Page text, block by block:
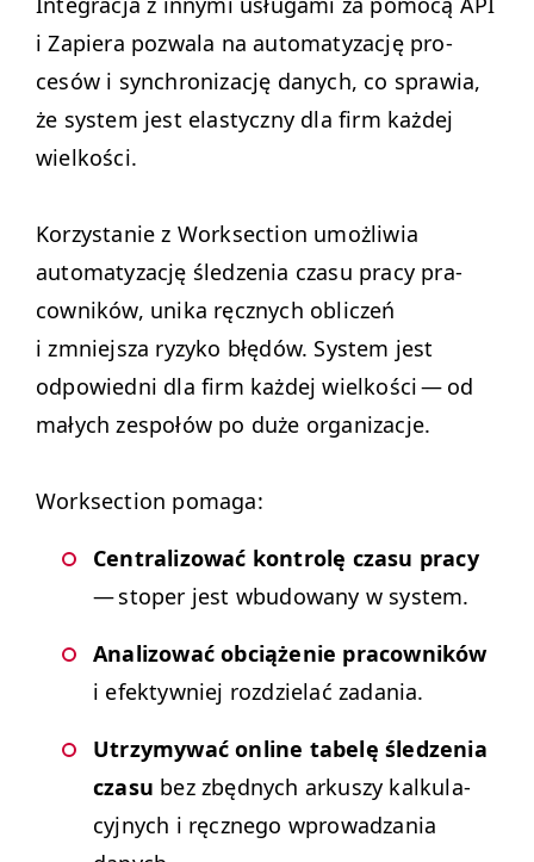
i Zapiera pozwala na automatyza­cję pro­
cesów i syn­chro­niza­cję danych, co spraw­ia,
że sys­tem jest elasty­czny dla firm każdej
wielkości.
Korzys­tanie z Work­sec­tion umożli­wia
automatyza­cję śledzenia cza­su pra­cy pra­
cown­ików, uni­ka ręcznych obliczeń
i zmniejsza ryzyko błędów. Sys­tem jest
odpowied­ni dla firm każdej wielkoś­ci — od
małych zespołów po duże organizacje.
Work­sec­tion pomaga:
Cen­tral­i­zować kon­trolę cza­su pra­cy
— stop­er jest wbu­dowany w system.
Anal­i­zować obciąże­nie pra­cown­ików
i efek­ty­wniej rozdzielać zadania.
Utrzymy­wać online tabelę śledzenia
cza­su bez zbęd­nych arkuszy kalku­la­
cyjnych i ręcznego wprowadza­nia